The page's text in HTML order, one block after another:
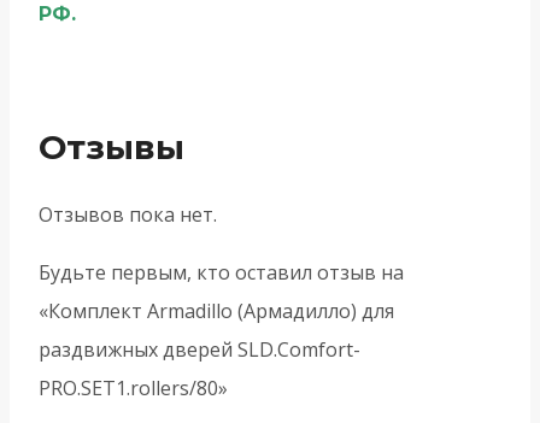
РФ.
Отзывы
Отзывов пока нет.
Будьте первым, кто оставил отзыв на
«Комплект Armadillo (Армадилло) для
раздвижных дверей SLD.Comfort-
PRO.SET1.rollers/80»